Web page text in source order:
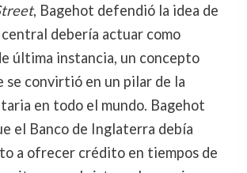
, Bagehot defendió la idea de
debería actuar como
última instancia, un concepto
se convirtió en un pilar de la
en todo el mundo. Bagehot
el Banco de Inglaterra debía
a ofrecer crédito en tiempos de